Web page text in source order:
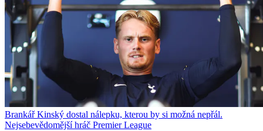
Brankář Kinský dostal nálepku, kterou by si možná nepřál.
Nejsebevědomější hráč Premier League